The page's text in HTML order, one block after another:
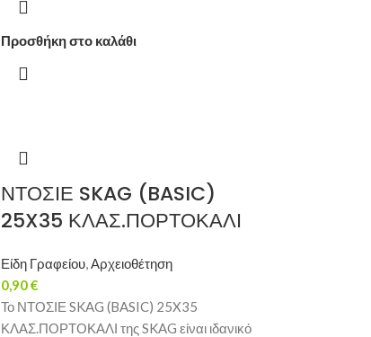
Προσθήκη στο καλάθι
ΝΤΟΣΙΕ SKAG (BASIC)
25X35 ΚΛΑΣ.ΠΟΡΤΟΚΑΛΙ
Είδη Γραφείου,Αρχειοθέτηση
0,90€
Το ΝΤΟΣΙΕ SKAG (BASIC) 25X35
ΚΛΑΣ.ΠΟΡΤΟΚΑΛΙ της SKAG είναι ιδανικό